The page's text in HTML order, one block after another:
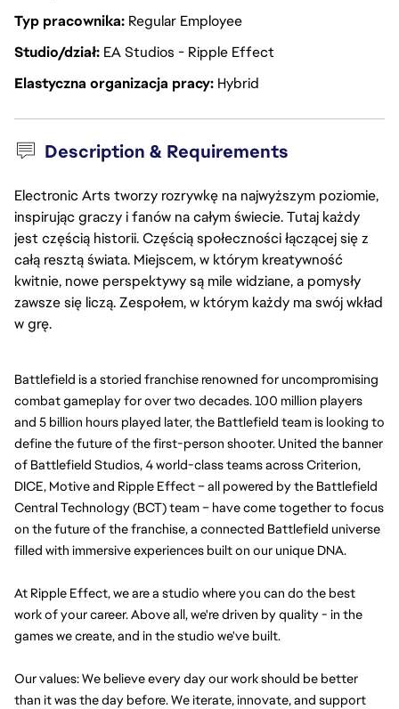
Typ pracownika Regular Employee
Studio/dział EA Studios - Ripple Effect
Elastyczna organizacja pracy Hybrid
Description & Requirements
Electronic Arts tworzy rozrywkę na najwyższym poziomie,
inspirując graczy i fanów na całym świecie. Tutaj każdy
jest częścią historii. Częścią społeczności łączącej się z
całą resztą świata. Miejscem, w którym kreatywność
kwitnie, nowe perspektywy są mile widziane, a pomysły
zawsze się liczą. Zespołem, w którym każdy ma swój wkład
w grę.
Battlefield is a storied franchise renowned for uncompromising
combat gameplay for over two decades. 100 million players
and 5 billion hours played later, the Battlefield team is looking to
define the future of the first-person shooter. United the banner
of Battlefield Studios, 4 world-class teams across Criterion,
DICE, Motive and Ripple Effect – all powered by the Battlefield
Central Technology (BCT) team – have come together to focus
on the future of the franchise, a connected Battlefield universe
filled with immersive experiences built on our unique DNA.
At Ripple Effect, we are a studio where you can do the best
work of your career. Above all, we're driven by quality - in the
games we create, and in the studio we've built.
Our values: We believe every day our work should be better
than it was the day before. We iterate, innovate, and support